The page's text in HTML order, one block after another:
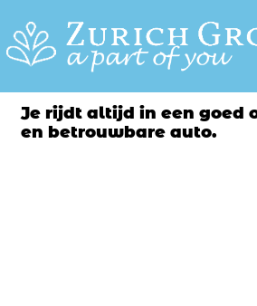
Je rijdt altijd in een goed
en betrouwbare auto.